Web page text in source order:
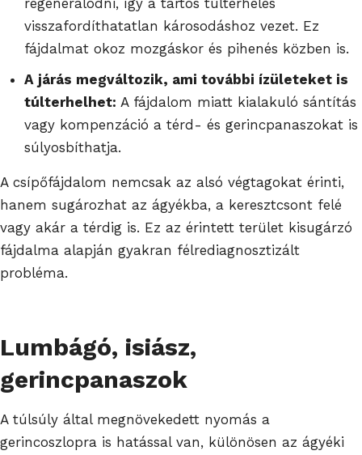
visszafordíthatatlan károsodáshoz vezet. Ez
fájdalmat okoz mozgáskor és pihenés közben is.
A járás megváltozik, ami további ízületeket is
túlterhelhet: A fájdalom miatt kialakuló sántítás
vagy kompenzáció a térd- és gerincpanaszokat is
súlyosbíthatja.
A csípőfájdalom nemcsak az alsó végtagokat érinti,
hanem sugározhat az ágyékba, a keresztcsont felé
vagy akár a térdig is. Ez az érintett terület kisugárzó
fájdalma alapján gyakran félrediagnosztizált
probléma.
Lumbágó, isiász,
gerincpanaszok
A túlsúly által megnövekedett nyomás a
gerincoszlopra is hatással van, különösen az ágyéki